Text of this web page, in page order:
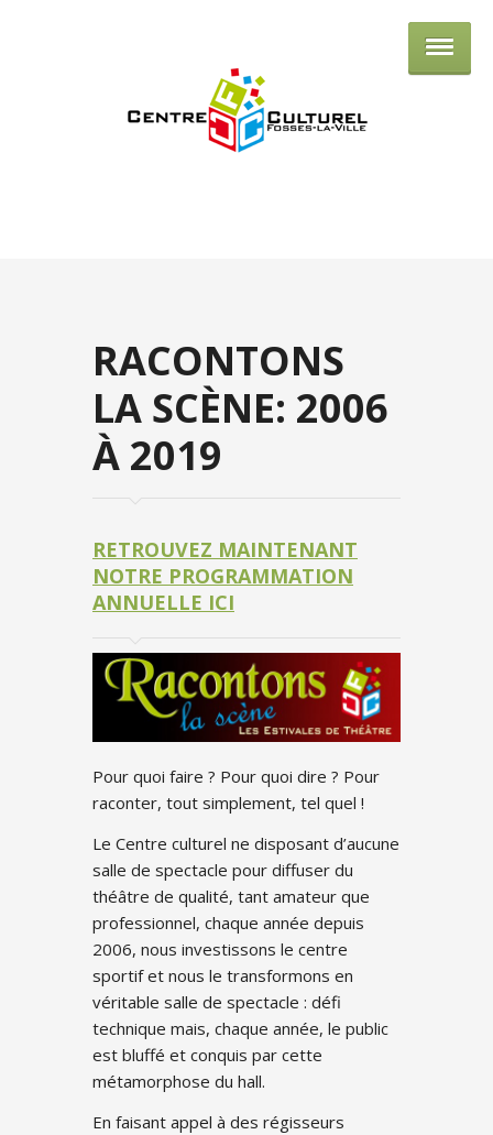
Centre culturel de Fosses-la-Ville
RACONTONS
LA SCÈNE: 2006
À 2019
RETROUVEZ MAINTENANT
NOTRE PROGRAMMATION
ANNUELLE ICI
Pour quoi faire ? Pour quoi dire ? Pour
raconter, tout simplement, tel quel !
Le Centre culturel ne disposant d’aucune
salle de spectacle pour diffuser du
théâtre de qualité, tant amateur que
professionnel, chaque année depuis
2006, nous investissons le centre
sportif et nous le transformons en
véritable salle de spectacle : défi
technique mais, chaque année, le public
est bluffé et conquis par cette
métamorphose du hall.
En faisant appel à des régisseurs